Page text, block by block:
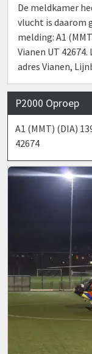
De meldkamer
vlucht is daarom
melding: A1
Vianen UT
adres Vianen,
P2000 Oproep
A1 (MMT) (DIA)
42674